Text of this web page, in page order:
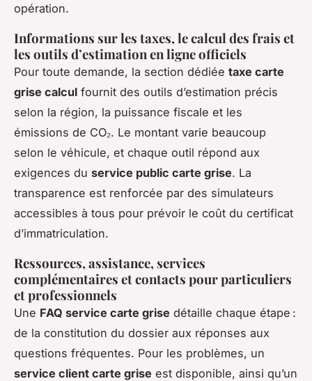
opération.
Informations sur les taxes, le calcul des frais et
les outils d’estimation en ligne officiels
Pour toute demande, la section dédiée taxe carte
grise calcul fournit des outils d’estimation précis
selon la région, la puissance fiscale et les
émissions de CO₂. Le montant varie beaucoup
selon le véhicule, et chaque outil répond aux
exigences du service public carte grise. La
transparence est renforcée par des simulateurs
accessibles à tous pour prévoir le coût du certificat
d’immatriculation.
Ressources, assistance, services
complémentaires et contacts pour particuliers
et professionnels
Une FAQ service carte grise détaille chaque étape :
de la constitution du dossier aux réponses aux
questions fréquentes. Pour les problèmes, un
service client carte grise est disponible, ainsi qu’un